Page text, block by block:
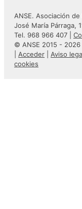
ANSE. Asociación
José María Párraga,
Tel. 968 966 407 |
© ANSE 2015 - 2026
Acceder Aviso
cookies